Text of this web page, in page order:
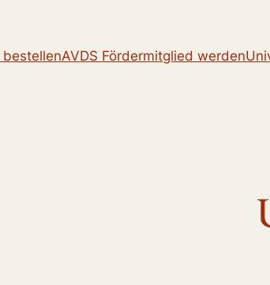
AVDS Fördermitglied werden